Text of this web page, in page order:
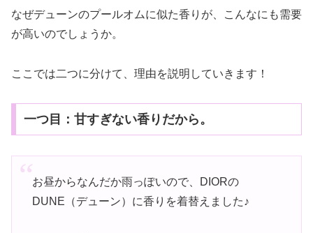
なぜデューンのプールオムに似た香りが、こんなにも需要
が高いのでしょうか。
ここでは二つに分けて、理由を説明していきます！
一つ目：甘すぎない香りだから。
お昼からなんだか雨っぽいので、DIORの
DUNE（デューン）に香りを着替えました♪